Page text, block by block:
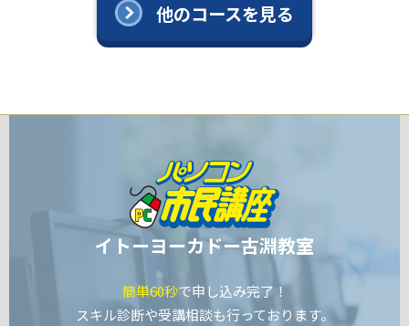
他のコースを見る
イトーヨーカドー古淵教室
簡単60秒で申し込み完了！
スキル診断や受講相談も行っております。